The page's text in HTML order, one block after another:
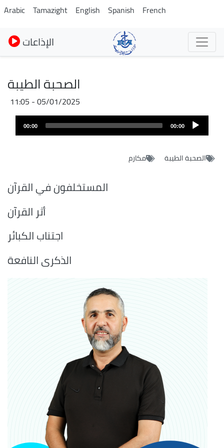
Pasar
al
contenido
principal
Arabic Tamazight English Spanish French
الإذاعات
الصحبة الطيبة
05/01/2025 - 11:05
00:00
00:00
الصحبة الطيبة مكارم
المستخلفون في القرآن
أثر القرآن
اجتناب الكبائر
الذكرى النافعة